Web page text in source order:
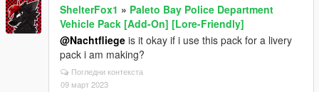
ShelterFox1 » Paleto Bay Police Department
Vehicle Pack [Add-On] [Lore-Friendly]
@Nachtfliege is it okay if i use this pack for a livery
pack i am making?
Погледни контекста
09 март 2023